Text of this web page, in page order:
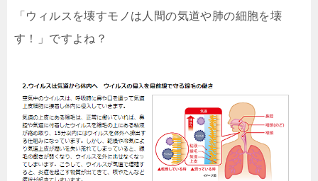
「ウィルスを壊すモノは人間の気道や肺の細胞を壊
す！」ですよね？